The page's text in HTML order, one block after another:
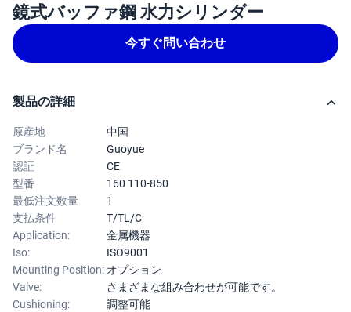
鏡式バッファ鋼 水力シリンダー
今すぐ問い合わせ
製品の詳細
原産地
中国
ブランド名
Guoyue
認証
CE
型番
160 110-850
最低注文数量
1
支払条件
T/TL/C
Application:
金属機器
Iso:
ISO9001
Mounting Position: オプション
Valve:
さまざまな組み合わせが可能です。
Cushioning:
調整可能